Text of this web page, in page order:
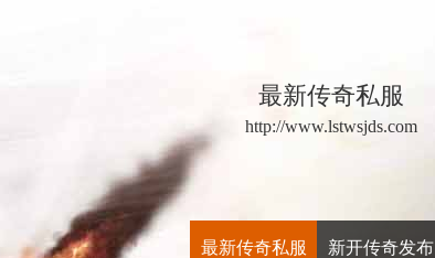
最新传奇私服
http://www.lstwsjds.com
最新传奇私服 新开传奇发布